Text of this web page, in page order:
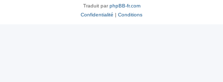
Traduit parphpBB-fr.com
Confidentialité | Conditions